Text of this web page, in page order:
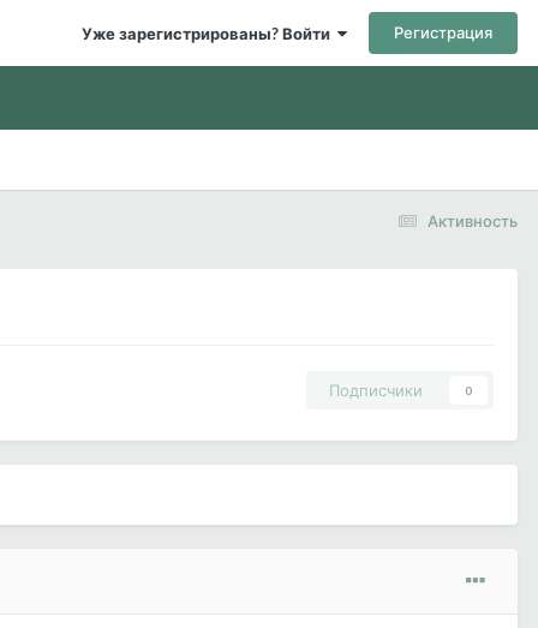
Уже зарегистрированы? Войти Регистрация
Активность
Подписчики 0